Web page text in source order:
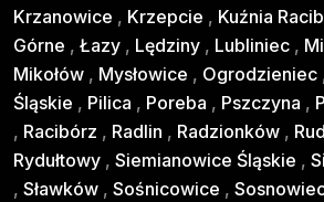
Krzanowice , Krzepcie , Kuźnia
Górne , Łazy , Lędziny , Lubliniec ,
Mikołów , Mysłowice , Ogrodzieniec
Śląskie , Pilica , Poreba , Pszczyna ,
, Racibórz , Radlin , Radzionków ,
Rydułtowy , Siemianowice Śląskie ,
, Sławków , Sośnicowice ,